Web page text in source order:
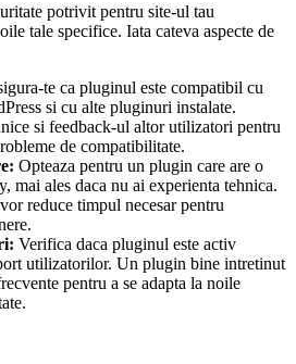
potrivit pentru site-ul tau
tale specifice. Iata cateva aspecte de
te ca pluginul este compatibil cu
si cu alte pluginuri instalate.
si feedback-ul altor utilizatori pentru
de compatibilitate.
Opteaza pentru un plugin care are o
mai ales daca nu ai experienta tehnica.
reduce timpul necesar pentru
Verifica daca pluginul este activ
utilizatorilor. Un plugin bine intretinut
pentru a se adapta la noile